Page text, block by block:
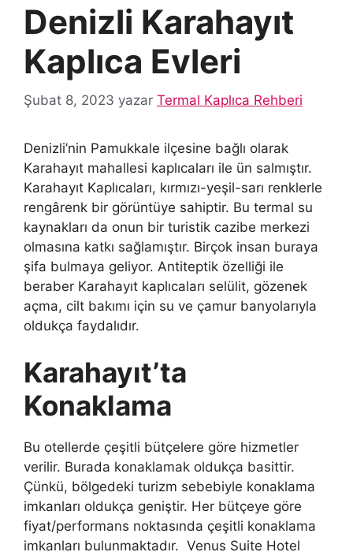
Denizli Karahayıt
Kaplıca Evleri
Şubat 8, 2023 yazar Termal Kaplıca Rehberi
Denizli’nin Pamukkale ilçesine bağlı olarak
Karahayıt mahallesi kaplıcaları ile ün salmıştır.
Karahayıt Kaplıcaları, kırmızı-yeşil-sarı renklerle
rengârenk bir görüntüye sahiptir. Bu termal su
kaynakları da onun bir turistik cazibe merkezi
olmasına katkı sağlamıştır. Birçok insan buraya
şifa bulmaya geliyor. Antiteptik özelliği ile
beraber Karahayıt kaplıcaları selülit, gözenek
açma, cilt bakımı için su ve çamur banyolarıyla
oldukça faydalıdır.
Karahayıt’ta
Konaklama
Bu otellerde çeşitli bütçelere göre hizmetler
verilir. Burada konaklamak oldukça basittir.
Çünkü, bölgedeki turizm sebebiyle konaklama
imkanları oldukça geniştir. Her bütçeye göre
fiyat/performans noktasında çeşitli konaklama
imkanları bulunmaktadır. Venus Suite Hotel